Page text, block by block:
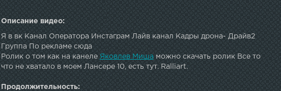
Описание видео:
Я в вк Канал Оператора Инстаграм Лайв канал Кадры дрона- Драйв2
Группа По рекламе сюда
Ролик о том как на канеле Яковлев Мишаможно скачать ролик Все то
что не хватало в моем Лансере 10, есть тут. Ralliart.
Продолжительность: